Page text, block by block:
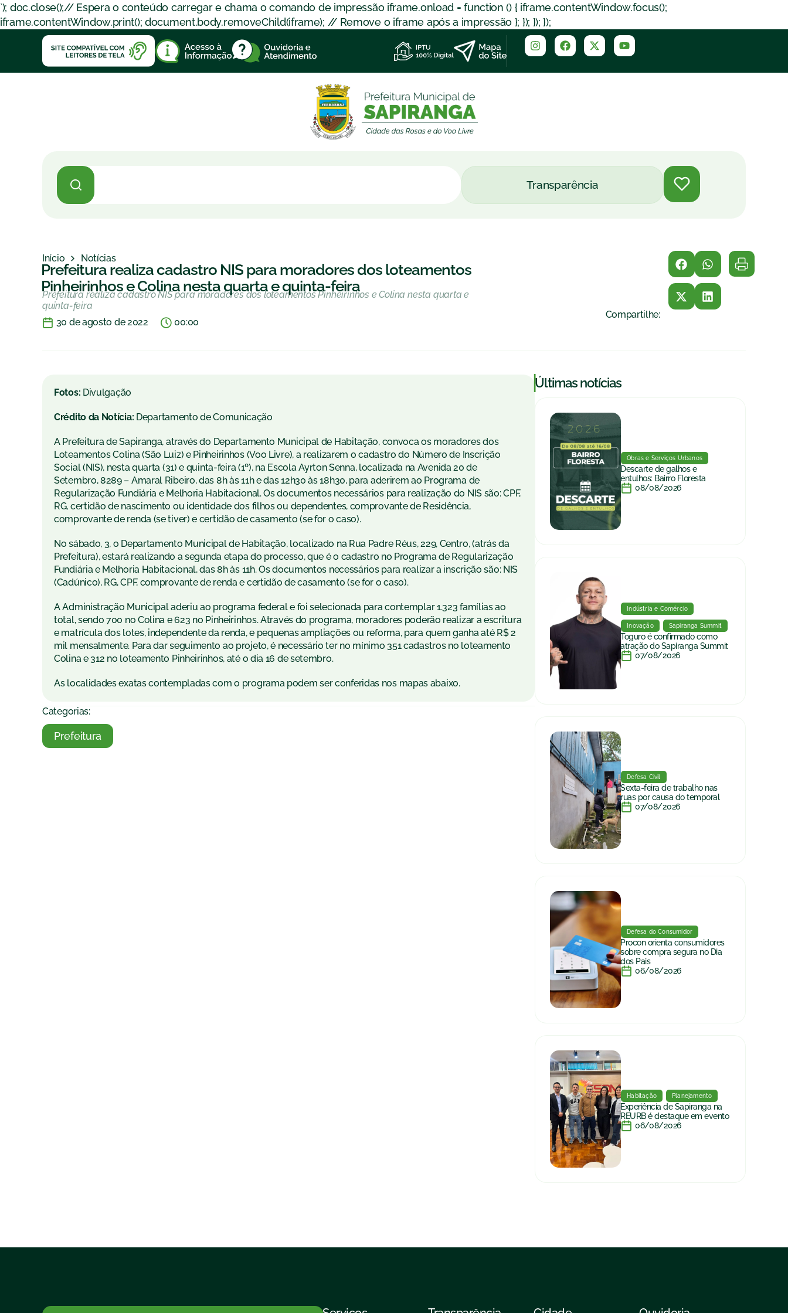
`); doc.close();// Espera o conteúdo carregar e chama o comando de impressão iframe.onload = function () { iframe.contentWindow.focus();
iframe.contentWindow.print(); document.body.removeChild(iframe); // Remove o iframe após a impressão }; }); }); });
Transparência
Início Notícias
Prefeitura realiza cadastro NIS para moradores dos loteamentos
Pinheirinhos e Colina nesta quarta e quinta-feira
Prefeitura realiza cadastro NIS para moradores dos loteamentos Pinheirinhos e Colina nesta quarta e
quinta-feira
30 de agosto de 2022
00:00
Compartilhe:
Fotos: Divulgação
Crédito da Notícia: Departamento de Comunicação
A Prefeitura de Sapiranga, através do Departamento Municipal de Habitação, convoca os moradores dos
Loteamentos Colina (São Luiz) e Pinheirinhos (Voo Livre), a realizarem o cadastro do Número de Inscrição
Social (NIS), nesta quarta (31) e quinta-feira (1º), na Escola Ayrton Senna, localizada na Avenida 20 de
Setembro, 8289 – Amaral Ribeiro, das 8h às 11h e das 12h30 às 18h30, para aderirem ao Programa de
Regularização Fundiária e Melhoria Habitacional. Os documentos necessários para realização do NIS são: CPF,
RG, certidão de nascimento ou identidade dos filhos ou dependentes, comprovante de Residência,
comprovante de renda (se tiver) e certidão de casamento (se for o caso).
No sábado, 3, o Departamento Municipal de Habitação, localizado na Rua Padre Réus, 229, Centro, (atrás da
Prefeitura), estará realizando a segunda etapa do processo, que é o cadastro no Programa de Regularização
Fundiária e Melhoria Habitacional, das 8h às 11h. Os documentos necessários para realizar a inscrição são: NIS
(Cadúnico), RG, CPF, comprovante de renda e certidão de casamento (se for o caso).
A Administração Municipal aderiu ao programa federal e foi selecionada para contemplar 1.323 famílias ao
total, sendo 700 no Colina e 623 no Pinheirinhos. Através do programa, moradores poderão realizar a escritura
e matrícula dos lotes, independente da renda, e pequenas ampliações ou reforma, para quem ganha até R$ 2
mil mensalmente. Para dar seguimento ao projeto, é necessário ter no mínimo 351 cadastros no loteamento
Colina e 312 no loteamento Pinheirinhos, até o dia 16 de setembro.
As localidades exatas contempladas com o programa podem ser conferidas nos mapas abaixo.
Categorias:
Prefeitura
|Últimas notícias
Obras e Serviços Urbanos
Descarte de galhos e
entulhos: Bairro Floresta
08/08/2026
Indústria e Comércio
Inovação Sapiranga Summit
Toguro é confirmado como
atração do Sapiranga Summit
07/08/2026
Defesa Civil
Sexta-feira de trabalho nas
ruas por causa do temporal
07/08/2026
Defesa do Consumidor
Procon orienta consumidores
sobre compra segura no Dia
dos Pais
06/08/2026
Habitação Planejamento
Experiência de Sapiranga na
REURB é destaque em evento
06/08/2026